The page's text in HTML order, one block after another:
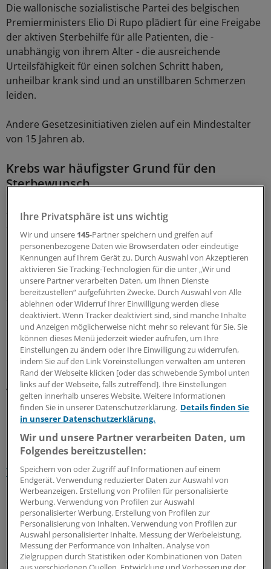
Die wallonische sozialistische Partei des belgischen
Premierministers Elio Di Rupo plädiert für eine Freigabe
der aktiven Sterbehilfe für alle Patienten, die -
unabhängig von ihrem Alter - die ausreichende
Urteilsfähigkeit für einen solchen Schritt haben,
unheilbar krank sind und an unstillbaren Schmerzen
leiden.
Andere Gesetzesinitiativen zielen auf ein Mindestalter
von 15 Jahren ab.
Krebs war häufigster Grund für den
Sterbewunsch
2012 sind in Belgien 1432 Menschen infolge aktiver
Sterbehilfe gestorben, also 26,3 Prozent mehr als 2011.
1055 oder 74 Prozent der Patienten litten der
"Commission fédérale de contrôle et d‘évaluation de
l'euthanasie" zufolge an Krebs, bei 52 waren
neurologische Erkrankungen der Grund für den
Sterbewunsch.
Die meisten Betroffenen starben zu Hause, 45 Prozent
im Krankenhaus.
Flamen und Wallonen, die sich oft unversöhnlich
gegenüberstehen, unterscheiden sich auch in der
Inanspruchnahme der aktiven Sterbehilfe: Von 1432
nach aktiver Sterbehilfe Gestorbenen waren 1156
Flamen und 276 Französischsprachige.
Lesen Sie dazu auch den Kommentar:
Tabubruch?
Schlagworte:
Sterbebegleitung / Sterbehilfe International
Ihre Privatsphäre ist uns wichtig
Wir und unsere 145-Partner speichern und greifen auf
personenbezogene Daten wie Browserdaten oder eindeutige
Kennungen auf Ihrem Gerät zu. Durch Auswahl von Akzeptieren
aktivieren Sie Tracking-Technologien für die unter „Wir und
unsere Partner verarbeiten Daten, um Ihnen Dienste
bereitzustellen“ aufgeführten Zwecke. Durch Auswahl von Alle
ablehnen oder Widerruf Ihrer Einwilligung werden diese
deaktiviert. Wenn Tracker deaktiviert sind, sind manche Inhalte
und Anzeigen möglicherweise nicht mehr so relevant für Sie. Sie
können dieses Menü jederzeit wieder aufrufen, um Ihre
Einstellungen zu ändern oder Ihre Einwilligung zu widerrufen,
indem Sie auf den Link Voreinstellungen verwalten am unteren
Rand der Webseite klicken [oder das schwebende Symbol unten
links auf der Webseite, falls zutreffend]. Ihre Einstellungen
gelten innerhalb unseres Website. Weitere Informationen
finden Sie in unserer Datenschutzerklärung. Details finden Sie
in unserer Datenschutzerklärung.
Wir und unsere Partner verarbeiten Daten, um
Folgendes bereitzustellen:
Speichern von oder Zugriff auf Informationen auf einem
Endgerät. Verwendung reduzierter Daten zur Auswahl von
Werbeanzeigen. Erstellung von Profilen für personalisierte
Werbung. Verwendung von Profilen zur Auswahl
personalisierter Werbung. Erstellung von Profilen zur
Personalisierung von Inhalten. Verwendung von Profilen zur
Auswahl personalisierter Inhalte. Messung der Werbeleistung.
Messung der Performance von Inhalten. Analyse von
Zielgruppen durch Statistiken oder Kombinationen von Daten